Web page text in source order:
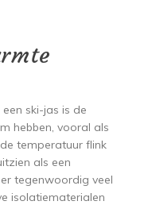
ski-jas is de
hebben, vooral als
temperatuur flink
als een
tegenwoordig veel
isolatiematerialen